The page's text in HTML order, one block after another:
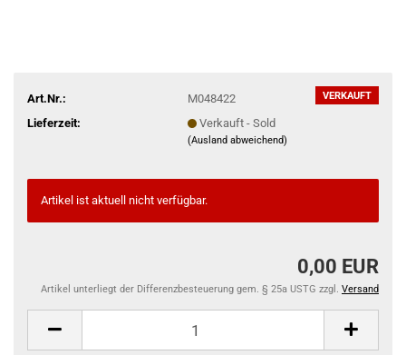
VERKAUFT
Art.Nr.:
M048422
Lieferzeit:
Verkauft - Sold
(Ausland abweichend)
Artikel ist aktuell nicht verfügbar.
0,00 EUR
Artikel unterliegt der Differenzbesteuerung gem. § 25a USTG zzgl. Versand